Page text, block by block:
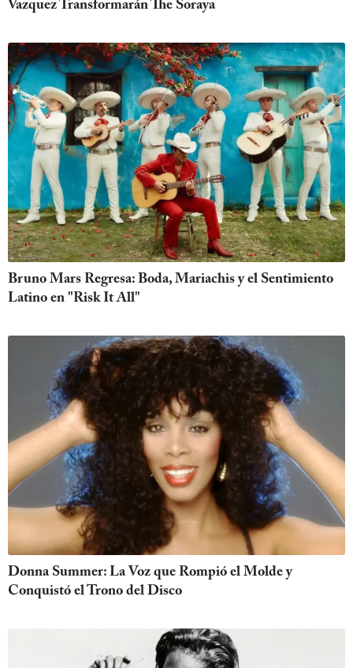
Vazquez Transformarán The Soraya
Bruno Mars Regresa: Boda, Mariachis y el Sentimiento
Latino en "Risk It All"
Donna Summer: La Voz que Rompió el Molde y
Conquistó el Trono del Disco